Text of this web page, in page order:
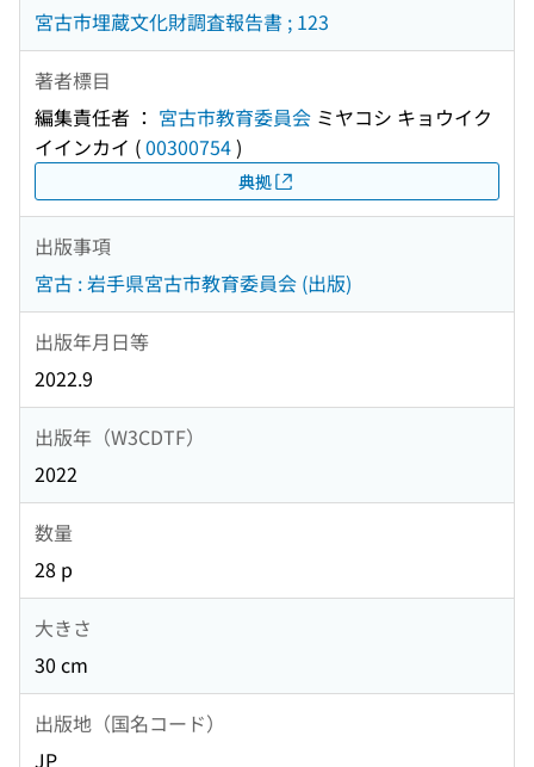
宮古市埋蔵文化財調査報告書 ; 123
著者標目
編集責任者 ： 宮古市教育委員会 ミヤコシ キョウイク
イインカイ (00300754)
典拠
出版事項
宮古 : 岩手県宮古市教育委員会 (出版)
出版年月日等
2022.9
出版年（W3CDTF）
2022
数量
28 p
大きさ
30 cm
出版地（国名コード）
JP